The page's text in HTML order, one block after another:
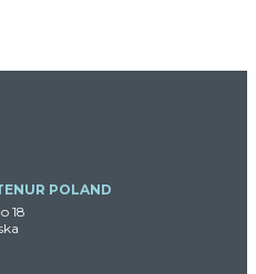
POLAND
18